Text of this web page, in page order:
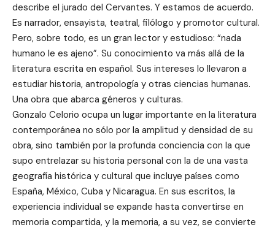
describe el jurado del Cervantes. Y estamos de acuerdo.
Es narrador, ensayista, teatral, filólogo y promotor cultural.
Pero, sobre todo, es un gran lector y estudioso: “nada
humano le es ajeno”. Su conocimiento va más allá de la
literatura escrita en español. Sus intereses lo llevaron a
estudiar historia, antropología y otras ciencias humanas.
Una obra que abarca géneros y culturas.
Gonzalo Celorio ocupa un lugar importante en la literatura
contemporánea no sólo por la amplitud y densidad de su
obra, sino también por la profunda conciencia con la que
supo entrelazar su historia personal con la de una vasta
geografía histórica y cultural que incluye países como
España, México, Cuba y Nicaragua. En sus escritos, la
experiencia individual se expande hasta convertirse en
memoria compartida, y la memoria, a su vez, se convierte